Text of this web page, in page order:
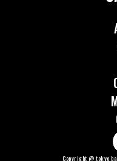
Copyright @ tokyo